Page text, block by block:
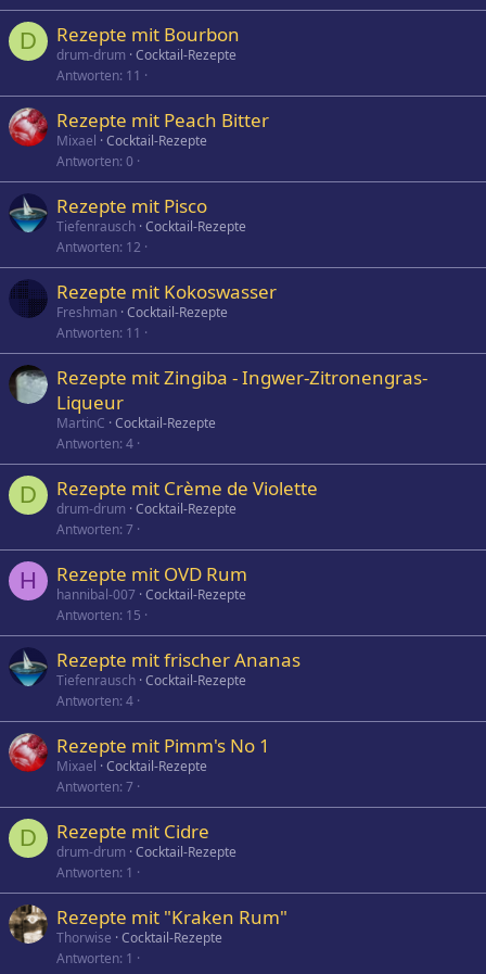
D Rezepte mit Bourbon
drum-drum Cocktail-Rezepte
Antworten 11
Rezepte mit Peach Bitter
Mixael Cocktail-Rezepte
Antworten 0
Rezepte mit Pisco
Tiefenrausch Cocktail-Rezepte
Antworten 12
Rezepte mit Kokoswasser
Freshman Cocktail-Rezepte
Antworten 11
Rezepte mit Zingiba - Ingwer-Zitronengras-
Liqueur
MartinC Cocktail-Rezepte
Antworten 4
D Rezepte mit Crème de Violette
drum-drum Cocktail-Rezepte
Antworten 7
H Rezepte mit OVD Rum
hannibal-007 Cocktail-Rezepte
Antworten 15
Rezepte mit frischer Ananas
Tiefenrausch Cocktail-Rezepte
Antworten 4
Rezepte mit Pimm's No 1
Mixael Cocktail-Rezepte
Antworten 7
D Rezepte mit Cidre
drum-drum Cocktail-Rezepte
Antworten 1
Rezepte mit "Kraken Rum"
Thorwise Cocktail-Rezepte
Antworten 1